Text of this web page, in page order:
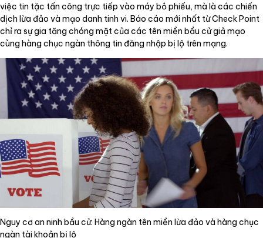
việc tin tặc tấn công trực tiếp vào máy bỏ phiếu, mà là các chiến
dịch lừa đảo và mạo danh tinh vi. Báo cáo mới nhất từ Check Point
chỉ ra sự gia tăng chóng mặt của các tên miền bầu cử giả mạo
cùng hàng chục ngàn thông tin đăng nhập bị lộ trên mạng.
Nguy cơ an ninh bầu cử: Hàng ngàn tên miền lừa đảo và hàng chục
ngàn tài khoản bị lộ